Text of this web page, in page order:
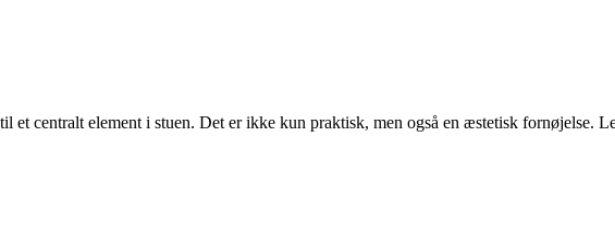
et centralt element i stuen. Det er ikke kun praktisk, men også en æstetisk fornøjelse.